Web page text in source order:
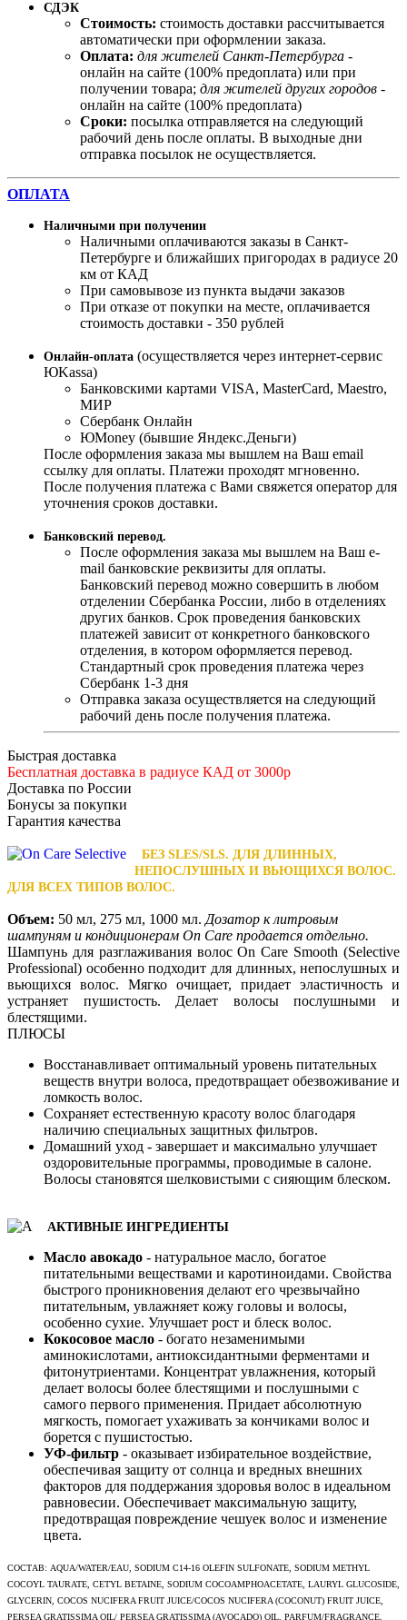
СДЭК
Стоимость: стоимость доставки рассчитывается
автоматически при оформлении заказа.
Оплата: для жителей Санкт-Петербурга -
онлайн на сайте (100% предоплата) или при
получении товара; для жителей других городов -
онлайн на сайте (100% предоплата)
Сроки: посылка отправляется на следующий
рабочий день после оплаты. В выходные дни
отправка посылок не осуществляется.
ОПЛАТА
Наличными при получении
Наличными оплачиваются заказы в Санкт-
Петербурге и ближайших пригородах в радиусе 20
км от КАД
При самовывозе из пункта выдачи заказов
При отказе от покупки на месте, оплачивается
стоимость доставки - 350 рублей
Онлайн-оплата (осуществляется через интернет-сервис
ЮKassa)
Банковскими картами VISA, MasterСard, Maestro,
МИР
Сбербанк Онлайн
ЮMoney (бывшие Яндекс.Деньги)
После оформления заказа мы вышлем на Ваш email
ссылку для оплаты. Платежи проходят мгновенно.
После получения платежа с Вами свяжется оператор для
уточнения сроков доставки.
Банковский перевод.
После оформления заказа мы вышлем на Ваш e-
mail банковские реквизиты для оплаты.
Банковский перевод можно совершить в любом
отделении Сбербанка России, либо в отделениях
других банков. Срок проведения банковских
платежей зависит от конкретного банковского
отделения, в котором оформляется перевод.
Стандартный срок проведения платежа через
Сбербанк 1-3 дня
Отправка заказа осуществляется на следующий
рабочий день после получения платежа.
Быстрая доставка
Бесплатная доставка в радиусе КАД от 3000р
Доставка по России
Бонусы за покупки
Гарантия качества
БЕЗ SLES/SLS. ДЛЯ ДЛИННЫХ,
НЕПОСЛУШНЫХ И ВЬЮЩИХСЯ ВОЛОС.
ДЛЯ ВСЕХ ТИПОВ ВОЛОС.
Объем: 50 мл, 275 мл, 1000 мл. Дозатор к литровым
шампуням и кондиционерам On Care продается отдельно.
Шампунь для разглаживания волос On Care Smooth (Selective
Professional) особенно подходит для длинных, непослушных и
вьющихся волос. Мягко очищает, придает эластичность и
устраняет пушистость. Делает волосы послушными и
блестящими.
ПЛЮСЫ
Восстанавливает оптимальный уровень питательных
веществ внутри волоса, предотвращает обезвоживание и
ломкость волос.
Сохраняет естественную красоту волос благодаря
наличию специальных защитных фильтров.
Домашний уход - завершает и максимально улучшает
оздоровительные программы, проводимые в салоне.
Волосы становятся шелковистыми с сияющим блеском.
АКТИВНЫЕ ИНГРЕДИЕНТЫ
Масло авокадо - натуральное масло, богатое
питательными веществами и каротиноидами. Свойства
быстрого проникновения делают его чрезвычайно
питательным, увлажняет кожу головы и волосы,
особенно сухие. Улучшает рост и блеск волос.
Кокосовое масло - богато незаменимыми
аминокислотами, антиоксидантными ферментами и
фитонутриентами. Концентрат увлажнения, который
делает волосы более блестящими и послушными с
самого первого применения. Придает абсолютную
мягкость, помогает ухаживать за кончиками волос и
борется с пушистостью.
УФ-фильтр - оказывает избирательное воздействие,
обеспечивая защиту от солнца и вредных внешних
факторов для поддержания здоровья волос в идеальном
равновесии. Обеспечивает максимальную защиту,
предотвращая повреждение чешуек волос и изменение
цвета.
СОСТАВ: AQUA/WATER/EAU, SODIUM C14-16 OLEFIN SULFONATE, SODIUM METHYL
COCOYL TAURATE, CETYL BETAINE, SODIUM COCOAMPHOACETATE, LAURYL GLUCOSIDE,
GLYCERIN, COCOS NUCIFERA FRUIT JUICE/COCOS NUCIFERA (COCONUT) FRUIT JUICE,
PERSEA GRATISSIMA OIL/ PERSEA GRATISSIMA (AVOCADO) OIL, PARFUM/FRAGRANCE,